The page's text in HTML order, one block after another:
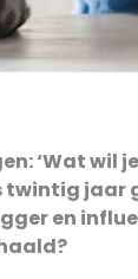
‘Wat wil
jaar
en